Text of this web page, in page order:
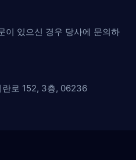
이 있으신 경우 당사에 문의하
란로 152, 3층, 06236